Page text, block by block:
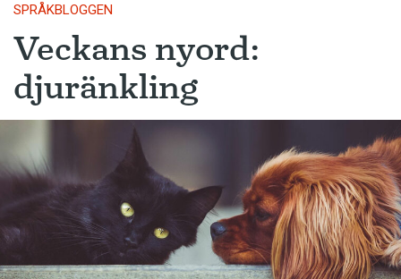
SPRÅKBLOGGEN
Veckans nyord:
djuränkling